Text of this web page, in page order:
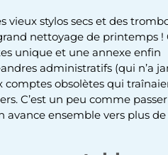
vieux stylos secs et des
nettoyage de printemps
unique et une annexe enfin
administratifs (qui n’a
obsolètes qui
C’est un peu comme passer
ensemble vers plus